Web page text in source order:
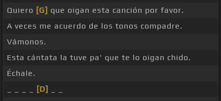
Quiero [G] que oigan esta canción por favor.
A veces me acuerdo de los tonos compadre.
Vámonos.
Esta cántata la tuve pa' que te lo oigan chido.
Échale.
[D]